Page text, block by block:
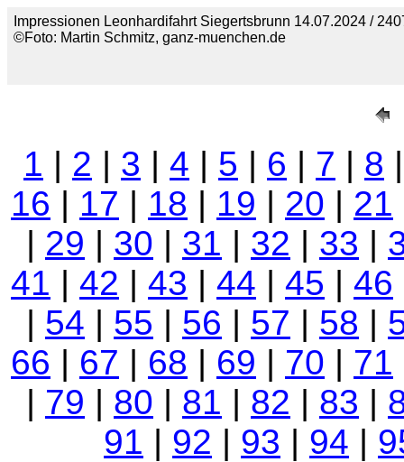
Impressionen Leonhardifahrt Siegertsbrunn 14.07.2024 /
©Foto: Martin Schmitz, ganz-muenchen.de
1 | 2 | 3 | 4 | 5 | 6 | 7 | 8
16 | 17 | 18 | 19 | 20 | 21
| 29 | 30 | 31 | 32 | 33 |
41 | 42 | 43 | 44 | 45 | 46
| 54 | 55 | 56 | 57 | 58 |
66 | 67 | 68 | 69 | 70 | 71
| 79 | 80 | 81 | 82 | 83 |
91 | 92 | 93 | 94 |